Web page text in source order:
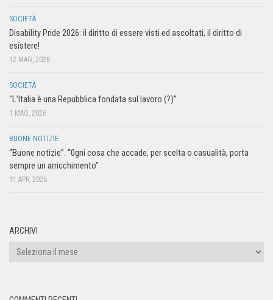
SOCIETÀ
Disability Pride 2026: il diritto di essere visti ed ascoltati, il diritto di
esistere!
12 MAG, 2026
SOCIETÀ
“L’Italia è una Repubblica fondata sul lavoro (?)”
1 MAG, 2026
BUONE NOTIZIE
“Buone notizie”. “0gni cosa che accade, per scelta o casualità, porta
sempre un arricchimento”
11 APR, 2026
ARCHIVI